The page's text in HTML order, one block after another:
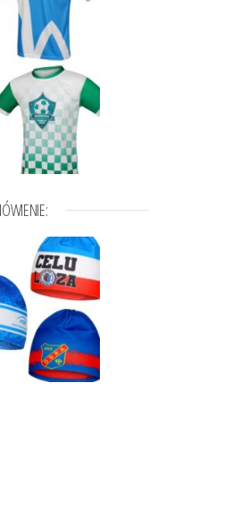
wybrać na stronie produktu
wybrać na stronie produktu